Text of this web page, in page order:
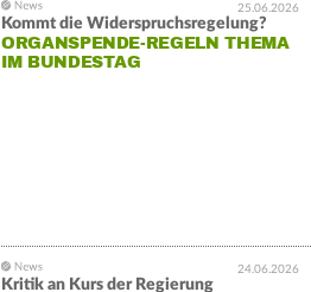
25.06.2026
Kommt die Widerspruchsregelung?
ORGANSPENDE-REGELN THEMA
IM BUNDESTAG
24.06.2026
Kritik an Kurs der Regierung